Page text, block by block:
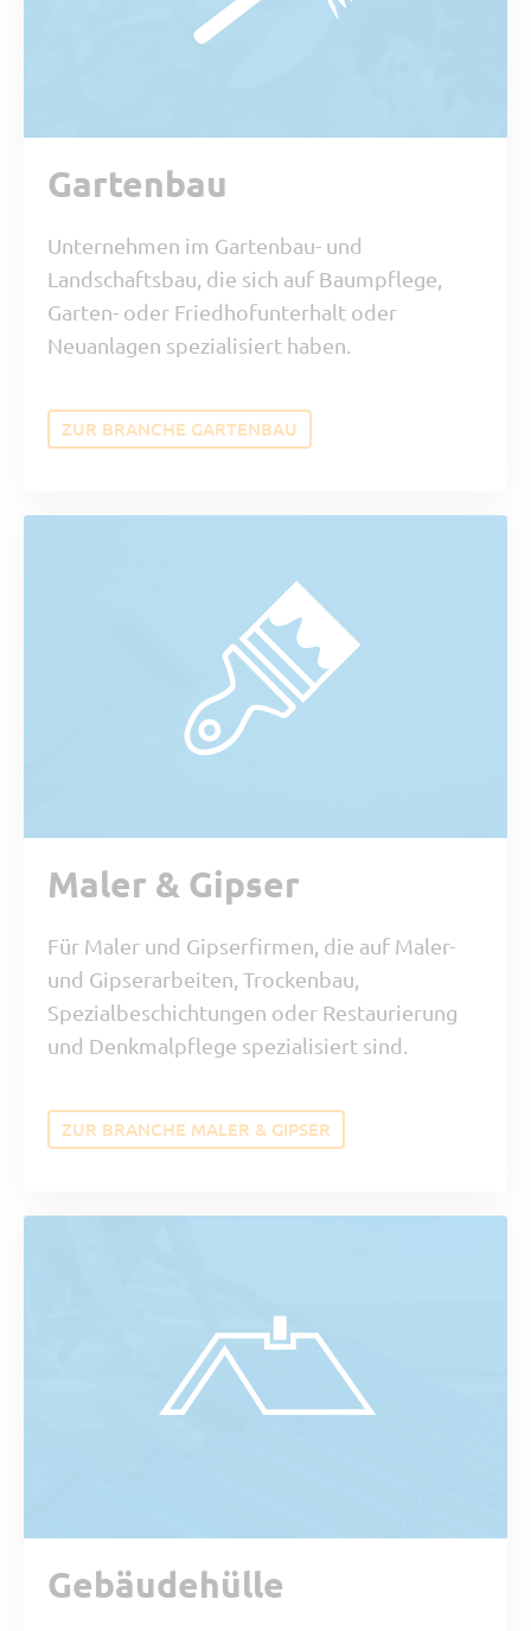
Gartenbau
Unternehmen im Gartenbau- und
Landschaftsbau, die sich auf Baumpflege,
Garten- oder Friedhofunterhalt oder
Neuanlagen spezialisiert haben.
ZUR BRANCHE GARTENBAU
Maler & Gipser
Für Maler und Gipserfirmen, die auf Maler-
und Gipserarbeiten, Trockenbau,
Spezialbeschichtungen oder Restaurierung
und Denkmalpflege spezialisiert sind.
ZUR BRANCHE MALER & GIPSER
Gebäudehülle